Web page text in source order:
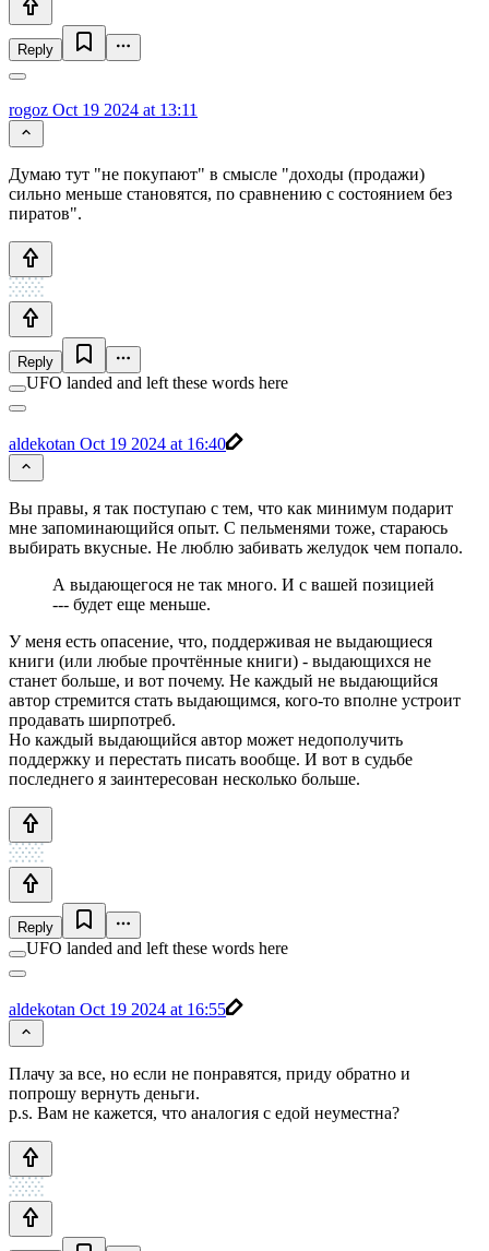
Reply
rogoz Oct 19 2024 at 13:11
Думаю тут "не покупают" в смысле "доходы (продажи)
сильно меньше становятся, по сравнению с состоянием без
пиратов".
Reply
UFO landed and left these words here
aldekotan Oct 19 2024 at 16:40
Вы правы, я так поступаю с тем, что как минимум подарит
мне запоминающийся опыт. С пельменями тоже, стараюсь
выбирать вкусные. Не люблю забивать желудок чем попало.
А выдающегося не так много. И с вашей позицией
--- будет еще меньше.
У меня есть опасение, что, поддерживая не выдающиеся
книги (или любые прочтённые книги) - выдающихся не
станет больше, и вот почему. Не каждый не выдающийся
автор стремится стать выдающимся, кого-то вполне устроит
продавать ширпотреб.
Но каждый выдающийся автор может недополучить
поддержку и перестать писать вообще. И вот в судьбе
последнего я заинтересован несколько больше.
Reply
UFO landed and left these words here
aldekotan Oct 19 2024 at 16:55
Плачу за все, но если не понравятся, приду обратно и
попрошу вернуть деньги.
p.s. Вам не кажется, что аналогия с едой неуместна?